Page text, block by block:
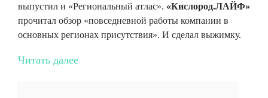
выпустил и «Региональный атлас». «Кислород.ЛАЙФ»
прочитал обзор «повседневной работы компании в
основных регионах присутствия». И сделал выжимку.
Читать далее